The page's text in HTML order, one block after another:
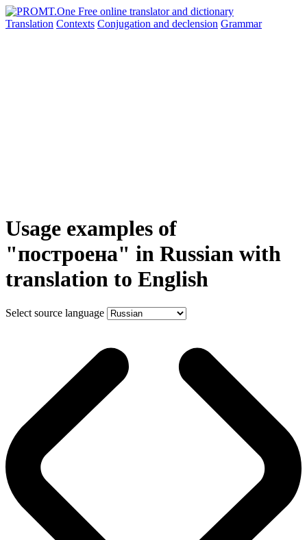
Translation Contexts Conjugation and declension Grammar
Usage examples of
"построена" in Russian with
translation to English
Select source language